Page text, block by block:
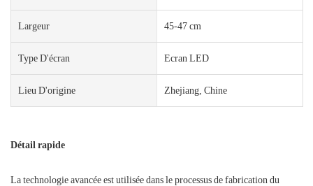
Largeur 45-47 cm
Type D'écran Ecran LED
Lieu D'origine Zhejiang, Chine
Détail rapide
La technologie avancée est utilisée dans le processus de fabrication du